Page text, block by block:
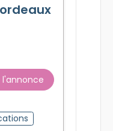
l'annonce